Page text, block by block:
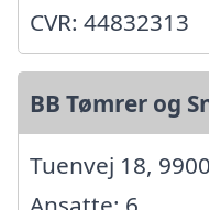
CVR: 44832313
BB Tømrer og
Tuenvej 18,